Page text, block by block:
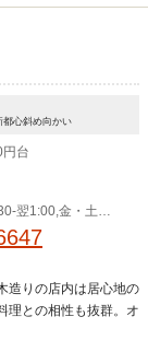
都心斜め向かい
台
翌1:00,金・土・
造りの店内は居心地の
理との相性も抜群。オ